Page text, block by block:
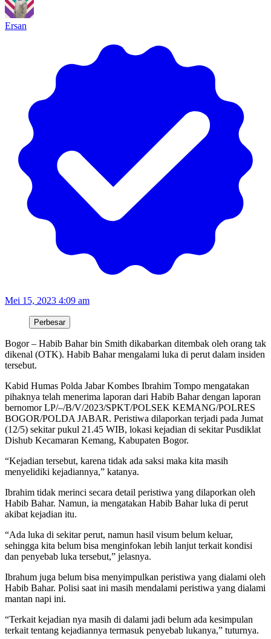
Ersan
Mei 15, 2023 4:09 am
Perbesar
Bogor – Habib Bahar bin Smith dikabarkan ditembak oleh orang tak
dikenal (OTK). Habib Bahar mengalami luka di perut dalam insiden
tersebut.
Kabid Humas Polda Jabar Kombes Ibrahim Tompo mengatakan
pihaknya telah menerima laporan dari Habib Bahar dengan laporan
bernomor LP/–/B/V/2023/SPKT/POLSEK KEMANG/POLRES
BOGOR/POLDA JABAR. Peristiwa dilaporkan terjadi pada Jumat
(12/5) sekitar pukul 21.45 WIB, lokasi kejadian di sekitar Pusdiklat
Dishub Kecamaran Kemang, Kabupaten Bogor.
“Kejadian tersebut, karena tidak ada saksi maka kita masih
menyelidiki kejadiannya,” katanya.
Ibrahim tidak merinci secara detail peristiwa yang dilaporkan oleh
Habib Bahar. Namun, ia mengatakan Habib Bahar luka di perut
akibat kejadian itu.
“Ada luka di sekitar perut, namun hasil visum belum keluar,
sehingga kita belum bisa menginfokan lebih lanjut terkait kondisi
dan penyebab luka tersebut,” jelasnya.
Ibrahum juga belum bisa menyimpulkan peristiwa yang dialami oleh
Habib Bahar. Polisi saat ini masih mendalami peristiwa yang dialami
mantan napi ini.
“Terkait kejadian nya masih di dalami jadi belum ada kesimpulan
terkait tentang kejadiannya termasuk penyebab lukanya,” tuturnya.